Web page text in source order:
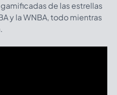
de las estrellas
y la WNBA, todo mientras